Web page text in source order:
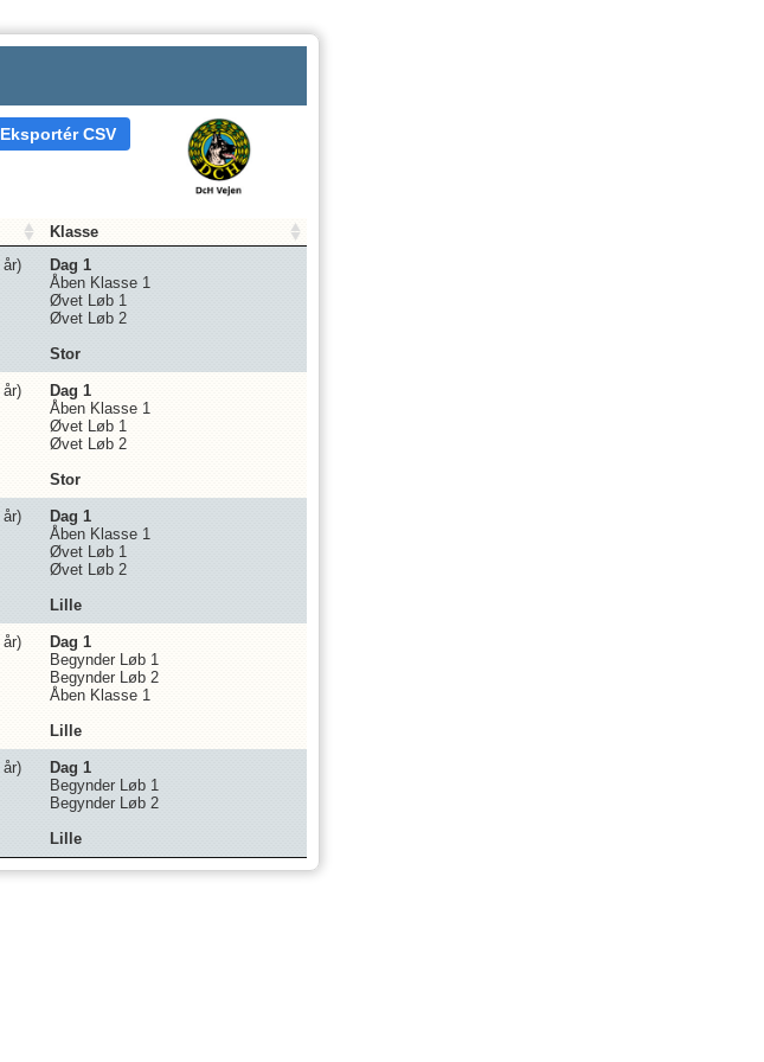
Eksportér CSV
Klasse
år)
Dag 1
Åben Klasse 1
Øvet Løb 1
Øvet Løb 2
Stor
år)
Dag 1
Åben Klasse 1
Øvet Løb 1
Øvet Løb 2
Stor
år)
Dag 1
Åben Klasse 1
Øvet Løb 1
Øvet Løb 2
Lille
år)
Dag 1
Begynder Løb 1
Begynder Løb 2
Åben Klasse 1
Lille
år)
Dag 1
Begynder Løb 1
Begynder Løb 2
Lille